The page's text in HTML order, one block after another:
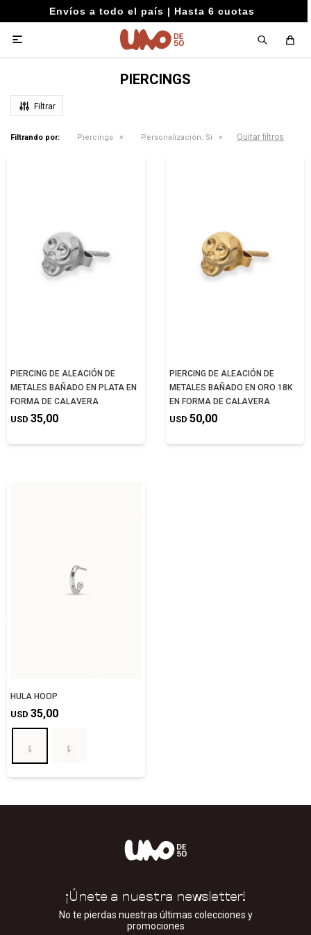
Envíos a todo el país | Hasta 6 cuotas

PIERCINGS
Filtrando por: Piercings Personalización: Si Quitar filtros
PIERCING DE ALEACIÓN DE
METALES BAÑADO EN PLATA EN
FORMA DE CALAVERA
USD 35,00
PIERCING DE ALEACIÓN DE
METALES BAÑADO EN ORO 18K
EN FORMA DE CALAVERA
USD 50,00
HULA HOOP
USD 35,00
¡Únete a nuestra newsletter!
No te pierdas nuestras últimas colecciones y
promociones